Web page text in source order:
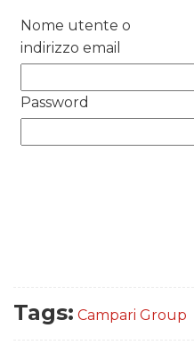
TREND
Nome utente o
indirizzo email
Password
Tags: Campari Group